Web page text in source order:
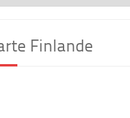
Finlande